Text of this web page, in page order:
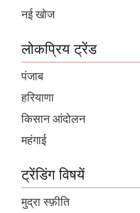
नई खोज
लोकप्रिय ट्रेंड
पंजाब
हरियाणा
किसान आंदोलन
महंगाई
ट्रेंडिंग विषयें
मुद्रा स्फ़ीति